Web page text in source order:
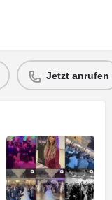
Jetzt anrufen